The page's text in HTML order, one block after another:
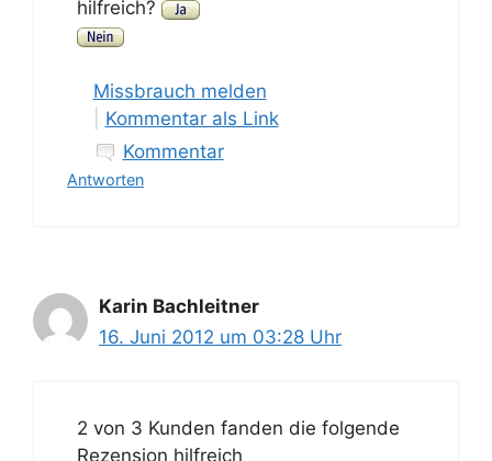
hilfreich?
Missbrauch melden
Kommentar als Link
Kommentar
Antworten
Karin Bachleitner
16. Juni 2012 um 03:28 Uhr
2 von 3 Kunden fanden die folgende
Rezension hilfreich